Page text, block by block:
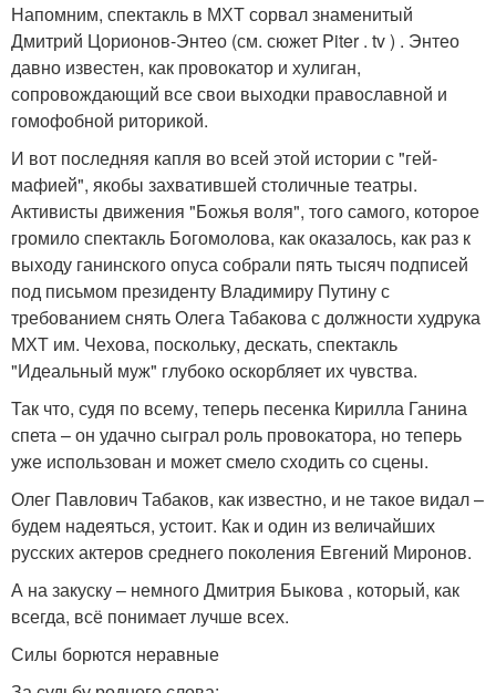
Напомним, спектакль в МХТ сорвал знаменитый
Дмитрий Цорионов-Энтео (см. сюжет Piter . tv ) . Энтео
давно известен, как провокатор и хулиган,
сопровождающий все свои выходки православной и
гомофобной риторикой.
И вот последняя капля во всей этой истории с "гей-
мафией", якобы захватившей столичные театры.
Активисты движения "Божья воля", того самого, которое
громило спектакль Богомолова, как оказалось, как раз к
выходу ганинского опуса собрали пять тысяч подписей
под письмом президенту Владимиру Путину с
требованием снять Олега Табакова с должности худрука
МХТ им. Чехова, поскольку, дескать, спектакль
"Идеальный муж" глубоко оскорбляет их чувства.
Так что, судя по всему, теперь песенка Кирилла Ганина
спета – он удачно сыграл роль провокатора, но теперь
уже использован и может смело сходить со сцены.
Олег Павлович Табаков, как известно, и не такое видал –
будем надеяться, устоит. Как и один из величайших
русских актеров среднего поколения Евгений Миронов.
А на закуску – немного Дмитрия Быкова , который, как
всегда, всё понимает лучше всех.
Силы борются неравные